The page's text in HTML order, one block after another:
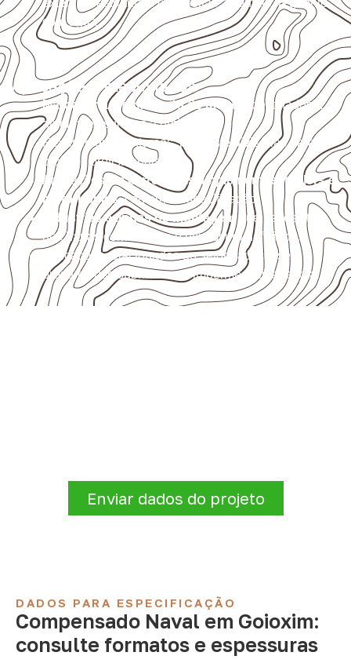
externas, estruturais ou sujeitas a contato frequente
com água.
Aplicações relacionadas
Marcenaria e fabricação de móveis
destinados a
ambientes sujeitos à umidade.
Revestimentos internos, painéis e divisórias para
projetos profissionais.
Aplicações emcarrocerias, implementos, trailers e
motorhomes, conforme especificação.
Indústrias e linhas de montagem que necessitam
de chapas com formato e espessura definidos.
Aplicações relacionadas ao setor náutico, sem
presumir uso submerso ou impermeabilidade total.
Enviar dados do projeto
DADOS PARA ESPECIFICAÇÃO
Compensado Naval em Goioxim:
consulte formatos e espessuras